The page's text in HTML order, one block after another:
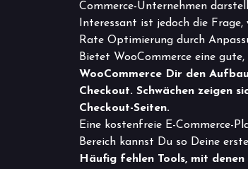
Commerce-Unternehmen
Interessant ist jedoch die Frage,
Rate Optimierung durch
Bietet WooCommerce eine
WooCommerce Dir den
Checkout. Schwächen zeigen
Checkout-Seiten.
Eine kostenfreie E-Commerce-
Bereich kannst Du so Deine
Häufig fehlen Tools, mit